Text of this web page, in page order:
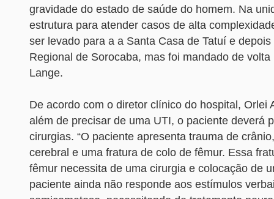
gravidade do estado de saúde do homem. Na
estrutura para atender casos de alta
ser levado para a a Santa Casa de Tatuí e
Regional de Sorocaba, mas foi mandado de volta
Lange.
De acordo com o diretor clínico do hospital, Orlei
além de precisar de uma UTI, o paciente deverá
cirurgias. “O paciente apresenta trauma de
cerebral e uma fratura de colo de fêmur. Essa
fêmur necessita de uma cirurgia e colocação de
paciente ainda não responde aos estímulos